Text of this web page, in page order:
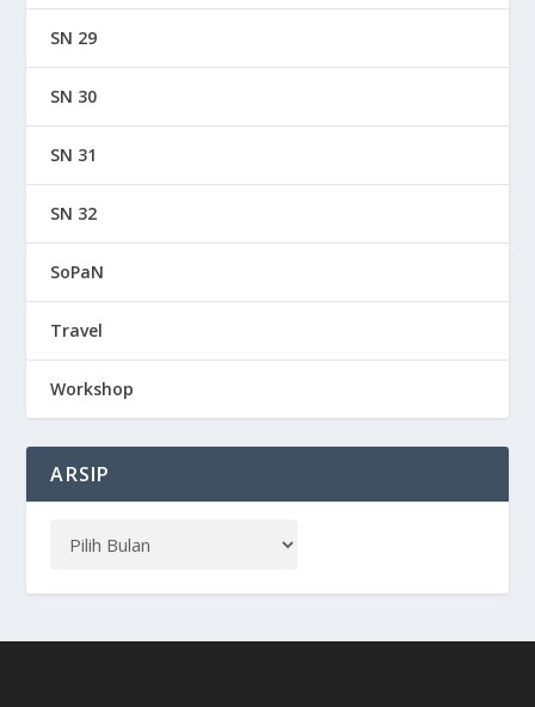
SN 29
SN 30
SN 31
SN 32
SoPaN
Travel
Workshop
ARSIP